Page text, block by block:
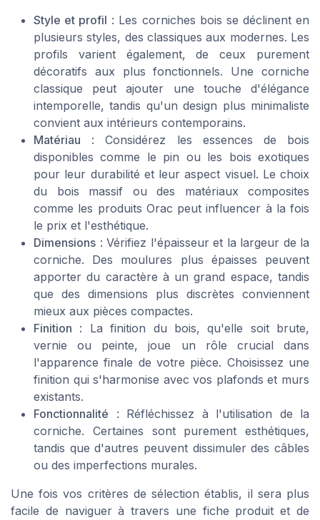
Style et profil : Les corniches bois se déclinent en
plusieurs styles, des classiques aux modernes. Les
profils varient également, de ceux purement
décoratifs aux plus fonctionnels. Une corniche
classique peut ajouter une touche d'élégance
intemporelle, tandis qu'un design plus minimaliste
convient aux intérieurs contemporains.
Matériau : Considérez les essences de bois
disponibles comme le pin ou les bois exotiques
pour leur durabilité et leur aspect visuel. Le choix
du bois massif ou des matériaux composites
comme les produits Orac peut influencer à la fois
le prix et l'esthétique.
Dimensions : Vérifiez l'épaisseur et la largeur de la
corniche. Des moulures plus épaisses peuvent
apporter du caractère à un grand espace, tandis
que des dimensions plus discrètes conviennent
mieux aux pièces compactes.
Finition : La finition du bois, qu'elle soit brute,
vernie ou peinte, joue un rôle crucial dans
l'apparence finale de votre pièce. Choisissez une
finition qui s'harmonise avec vos plafonds et murs
existants.
Fonctionnalité : Réfléchissez à l'utilisation de la
corniche. Certaines sont purement esthétiques,
tandis que d'autres peuvent dissimuler des câbles
ou des imperfections murales.
Une fois vos critères de sélection établis, il sera plus
facile de naviguer à travers une fiche produit et de